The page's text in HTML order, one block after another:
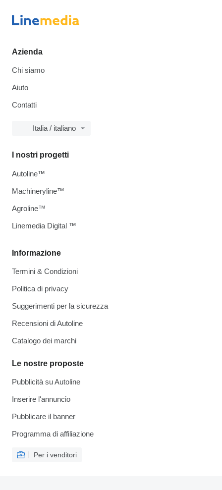
Azienda
Chi siamo
Aiuto
Contatti
Italia / italiano
Informazione
Termini & Condizioni
Politica di privacy
Suggerimenti per la sicurezza
Recensioni di Autoline
Catalogo dei marchi
Le nostre proposte
Pubblicità su Autoline
Inserire l'annuncio
Pubblicare il banner
Programma di affiliazione
Per i venditori
I nostri progetti
Autoline™
Machineryline™
Agroline™
Linemedia Digital ™